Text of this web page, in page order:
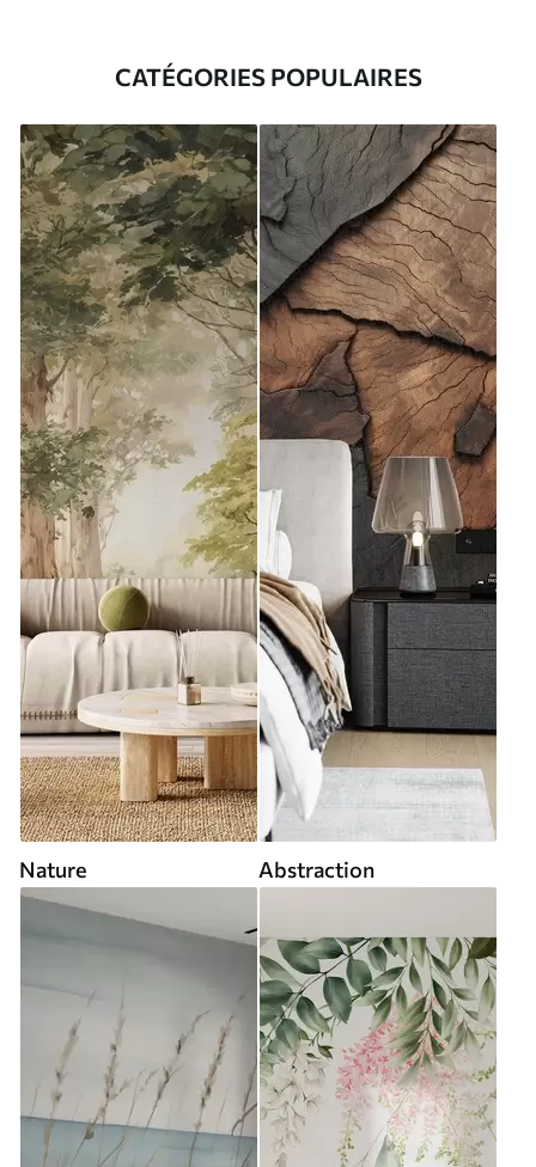
CATÉGORIES POPULAIRES
Nature Abstraction